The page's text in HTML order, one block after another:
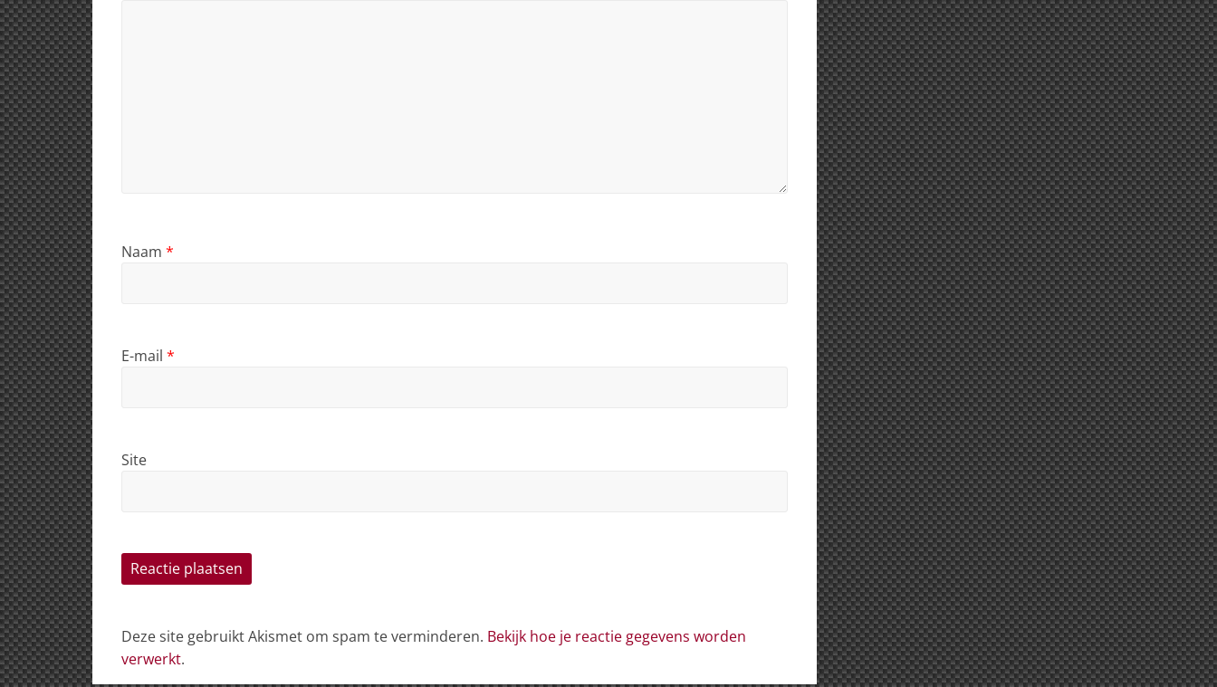
Naam *
E-mail *
Site
Deze site gebruikt Akismet om spam te verminderen. Bekijk hoe je reactie gegevens worden
verwerkt.